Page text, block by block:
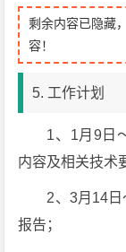
剩余内容已隐藏
容！
5. 工作计划
1、1月9日
内容及相关技术
2、3月14
报告；